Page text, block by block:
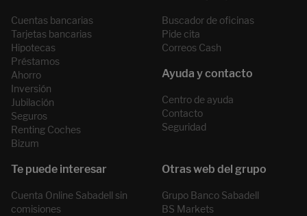
Cuentas bancarias
Tarjetas bancarias
Hipotecas
Préstamos
Ahorro
Inversión
Jubilación
Seguros
Renting Coches
Bizum
Buscador de oficinas
Pide cita
Correos Cash
Centro de ayuda
Contacto
Seguridad
Cuenta Online Sabadell sin
comisiones
Grupo Banco Sabadell
BS Markets